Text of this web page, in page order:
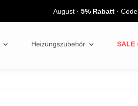
August· 5% Rabatt· Code
Heizungszubehör SALE